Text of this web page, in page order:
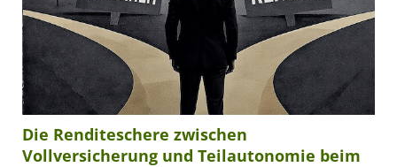
Die Renditeschere zwischen
Vollversicherung und Teilautonomie beim